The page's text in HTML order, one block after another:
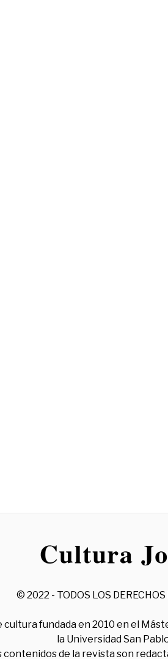
© 2022 - TODOS LOS DERECHOS
cultura fundada en 2010 en el
la Universidad San
contenidos de la revista son